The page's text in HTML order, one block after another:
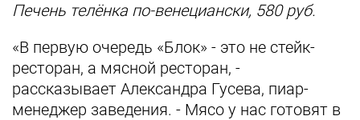
Печень телёнка по-венециански, 580 руб.
«В первую очередь «Блок» - это не стейк-
ресторан, а мясной ресторан, -
рассказывает Александра Гусева, пиар-
менеджер заведения. - Мясо у нас готовят в